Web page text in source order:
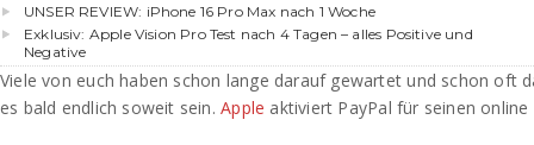
UNSER REVIEW: iPhone 16 Pro Max nach 1 Woche
Exklusiv: Apple Vision Pro Test nach 4 Tagen – alles Positive und
Negative
Viele von euch haben schon lange darauf gewartet und schon oft
es bald endlich soweit sein.Apple aktiviert PayPal für seinen online